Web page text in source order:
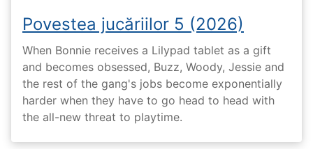
Povestea jucăriilor 5 (2026)
When Bonnie receives a Lilypad tablet as a gift
and becomes obsessed, Buzz, Woody, Jessie and
the rest of the gang's jobs become exponentially
harder when they have to go head to head with
the all-new threat to playtime.